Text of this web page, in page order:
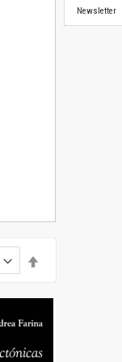
descendente
Newsletter